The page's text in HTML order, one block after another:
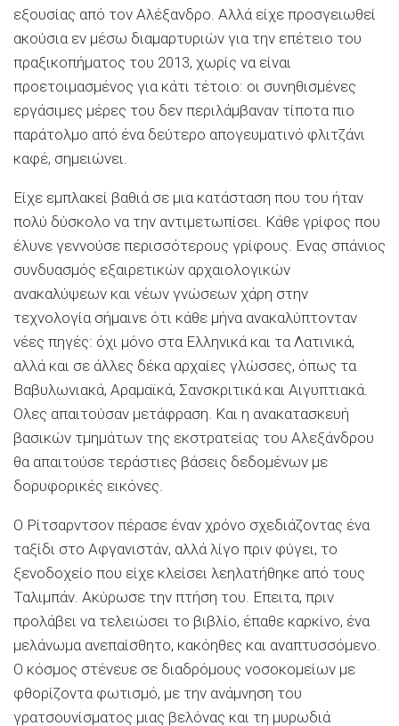
εξουσίας από τον Αλέξανδρο. Αλλά είχε προσγειωθεί
ακούσια εν μέσω διαμαρτυριών για την επέτειο του
πραξικοπήματος του 2013, χωρίς να είναι
προετοιμασμένος για κάτι τέτοιο: οι συνηθισμένες
εργάσιμες μέρες του δεν περιλάμβαναν τίποτα πιο
παράτολμο από ένα δεύτερο απογευματινό φλιτζάνι
καφέ, σημειώνει.
Είχε εμπλακεί βαθιά σε μια κατάσταση που του ήταν
πολύ δύσκολο να την αντιμετωπίσει. Κάθε γρίφος που
έλυνε γεννούσε περισσότερους γρίφους. Ενας σπάνιος
συνδυασμός εξαιρετικών αρχαιολογικών
ανακαλύψεων και νέων γνώσεων χάρη στην
τεχνολογία σήμαινε ότι κάθε μήνα ανακαλύπτονταν
νέες πηγές: όχι μόνο στα Ελληνικά και τα Λατινικά,
αλλά και σε άλλες δέκα αρχαίες γλώσσες, όπως τα
Βαβυλωνιακά, Αραμαϊκά, Σανσκριτικά και Αιγυπτιακά.
Ολες απαιτούσαν μετάφραση. Και η ανακατασκευή
βασικών τμημάτων της εκστρατείας του Αλεξάνδρου
θα απαιτούσε τεράστιες βάσεις δεδομένων με
δορυφορικές εικόνες.
Ο Ρίτσαρντσον πέρασε έναν χρόνο σχεδιάζοντας ένα
ταξίδι στο Αφγανιστάν, αλλά λίγο πριν φύγει, το
ξενοδοχείο που είχε κλείσει λεηλατήθηκε από τους
Ταλιμπάν. Ακύρωσε την πτήση του. Επειτα, πριν
προλάβει να τελειώσει το βιβλίο, έπαθε καρκίνο, ένα
μελάνωμα ανεπαίσθητο, κακόηθες και αναπτυσσόμενο.
Ο κόσμος στένευε σε διαδρόμους νοσοκομείων με
φθορίζοντα φωτισμό, με την ανάμνηση του
γρατσουνίσματος μιας βελόνας και τη μυρωδιά